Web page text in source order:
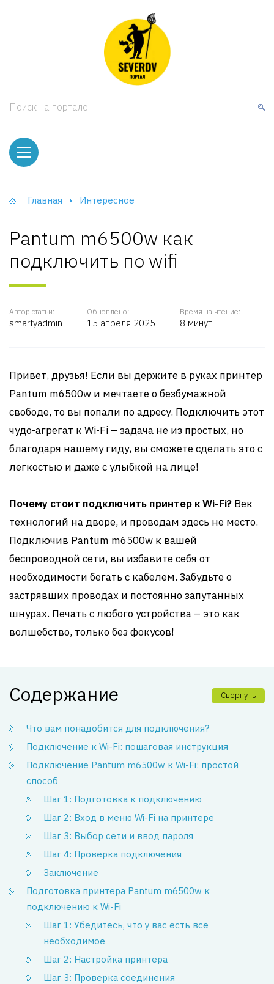
Поиск на портале
Главная Интересное
Pantum m6500w как
подключить по wifi
Автор статьи:
smartyadmin
Обновлено:
15 апреля 2025
Время на чтение:
8 минут
Привет, друзья! Если вы держите в руках принтер
Pantum m6500w и мечтаете о безбумажной
свободе, то вы попали по адресу. Подключить этот
чудо-агрегат к Wi-Fi – задача не из простых, но
благодаря нашему гиду, вы сможете сделать это с
легкостью и даже с улыбкой на лице!
Почему стоит подключить принтер к Wi-Fi? Век
технологий на дворе, и проводам здесь не место.
Подключив Pantum m6500w к вашей
беспроводной сети, вы избавите себя от
необходимости бегать с кабелем. Забудьте о
застрявших проводах и постоянно запутанных
шнурах. Печать с любого устройства – это как
волшебство, только без фокусов!
Содержание Свернуть
Что вам понадобится для подключения?
Подключение к Wi-Fi: пошаговая инструкция
Подключение Pantum m6500w к Wi-Fi: простой
способ
Шаг 1: Подготовка к подключению
Шаг 2: Вход в меню Wi-Fi на принтере
Шаг 3: Выбор сети и ввод пароля
Шаг 4: Проверка подключения
Заключение
Подготовка принтера Pantum m6500w к
подключению к Wi-Fi
Шаг 1: Убедитесь, что у вас есть всё
необходимое
Шаг 2: Настройка принтера
Шаг 3: Проверка соединения
и тумбы